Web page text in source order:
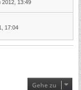
2012, 13:49
17:04
Gehe zu